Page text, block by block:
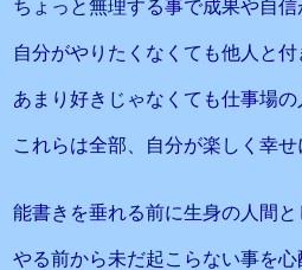
ちょっと無理する事で成果や自信
自分がやりたくなくても他人と付
あまり好きじゃなくても仕事場
これらは全部、自分が楽しく幸せ
能書きを垂れる前に生身の人間と
やる前から未だ起こらない事を心